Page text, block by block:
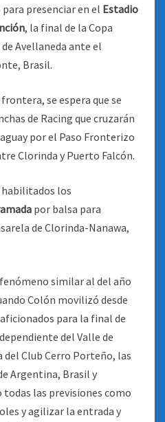
presenciar en el Estadio
, la final de la Copa
Avellaneda ante el
Brasil.
se espera que se
de Racing que cruzarán
por el Paso Fronterizo
Clorinda y Puerto Falcón.
los
por balsa para
de Clorinda-Nanawa,
similar al del año
Colón movilizó desde
para la final de
del Valle de
del Club Cerro Porteño, las
Argentina, Brasil y
las previsiones como
y agilizar la entrada y